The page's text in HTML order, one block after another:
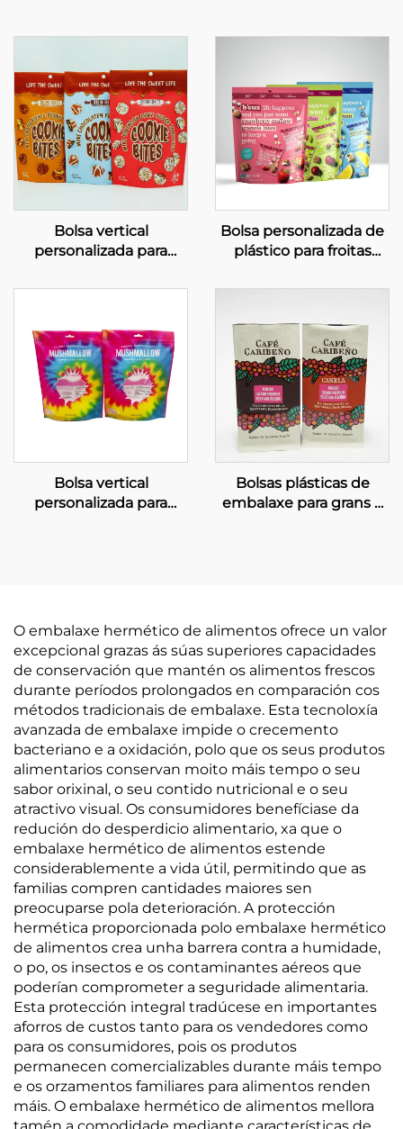
Bolsa vertical
personalizada para
aluminio para alimentos
Bolsa personalizada de
plástico para froitas
aperitivos reciclable e
Bolsa vertical
personalizada para
Bolsas plásticas de
embalaxe para grans e
O embalaxe hermético de alimentos ofrece un valor
excepcional grazas ás súas superiores capacidades
de conservación que mantén os alimentos frescos
durante períodos prolongados en comparación cos
métodos tradicionais de embalaxe. Esta tecnoloxía
avanzada de embalaxe impide o crecemento
bacteriano e a oxidación, polo que os seus produtos
alimentarios conservan moito máis tempo o seu
sabor orixinal, o seu contido nutricional e o seu
atractivo visual. Os consumidores benefíciase da
redución do desperdicio alimentario, xa que o
embalaxe hermético de alimentos estende
considerablemente a vida útil, permitindo que as
familias compren cantidades maiores sen
preocuparse pola deterioración. A protección
hermética proporcionada polo embalaxe hermético
de alimentos crea unha barrera contra a humidade,
o po, os insectos e os contaminantes aéreos que
poderían comprometer a seguridade alimentaria.
Esta protección integral tradúcese en importantes
aforros de custos tanto para os vendedores como
para os consumidores, pois os produtos
permanecen comercializables durante máis tempo
e os orzamentos familiares para alimentos renden
máis. O embalaxe hermético de alimentos mellora